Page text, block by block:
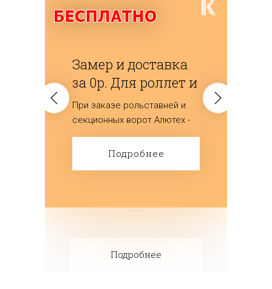
Замер и доставка
за 0р. Для роллет и
ворот
(секционных)
При заказе рольставней и
секционных ворот Алютех -
мы дарим замер и доставку
изделий.Подробнее
Подробнее